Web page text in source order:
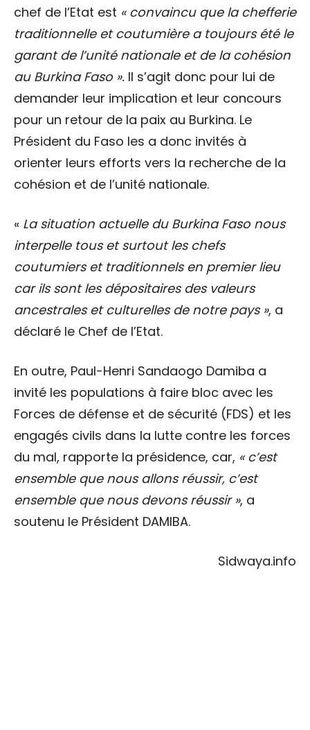
chef de l’Etat est « convaincu que la chefferie
traditionnelle et coutumière a toujours été le
garant de l’unité nationale et de la cohésion
au Burkina Faso ». Il s’agit donc pour lui de
demander leur implication et leur concours
pour un retour de la paix au Burkina. Le
Président du Faso les a donc invités à
orienter leurs efforts vers la recherche de la
cohésion et de l’unité nationale.
« La situation actuelle du Burkina Faso nous
interpelle tous et surtout les chefs
coutumiers et traditionnels en premier lieu
car ils sont les dépositaires des valeurs
ancestrales et culturelles de notre pays », a
déclaré le Chef de l’Etat.
En outre, Paul-Henri Sandaogo Damiba a
invité les populations à faire bloc avec les
Forces de défense et de sécurité (FDS) et les
engagés civils dans la lutte contre les forces
du mal, rapporte la présidence, car, « c’est
ensemble que nous allons réussir, c’est
ensemble que nous devons réussir », a
soutenu le Président DAMIBA.
Sidwaya.info